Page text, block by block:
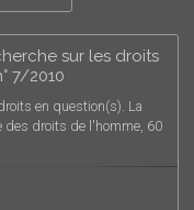
sur les droits
7/2010
en question(s). La
des droits de l'homme, 60